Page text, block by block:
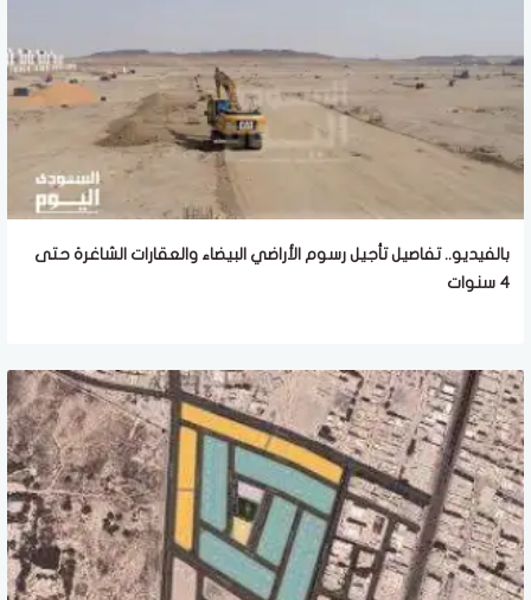
بالفيديو.. تفاصيل تأجيل رسوم الأراضي البيضاء والعقارات الشاغرة حتى
4 سنوات